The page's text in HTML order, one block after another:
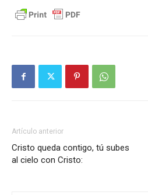
Artículo anterior
Cristo queda contigo, tú subes
al cielo con Cristo: